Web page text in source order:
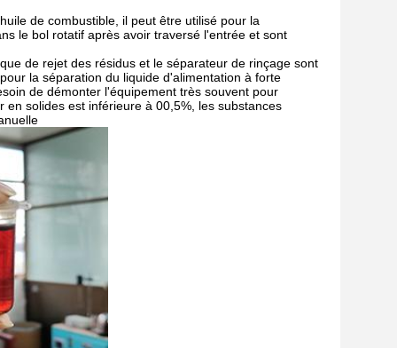
de combustible, il peut être utilisé pour la
le bol rotatif après avoir traversé l'entrée et sont
de rejet des résidus et le séparateur de rinçage sont
la séparation du liquide d'alimentation à forte
de démonter l'équipement très souvent pour
solides est inférieure à 00,5%, les substances